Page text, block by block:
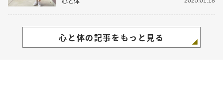
心と体の記事をもっと見る